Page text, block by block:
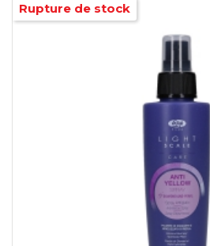
Rupture de stock